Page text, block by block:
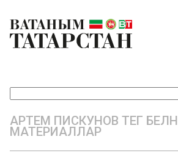
АРТЕМ ПИСКУНОВ ТЕГ БЕЛӘН
МАТЕРИАЛЛАР